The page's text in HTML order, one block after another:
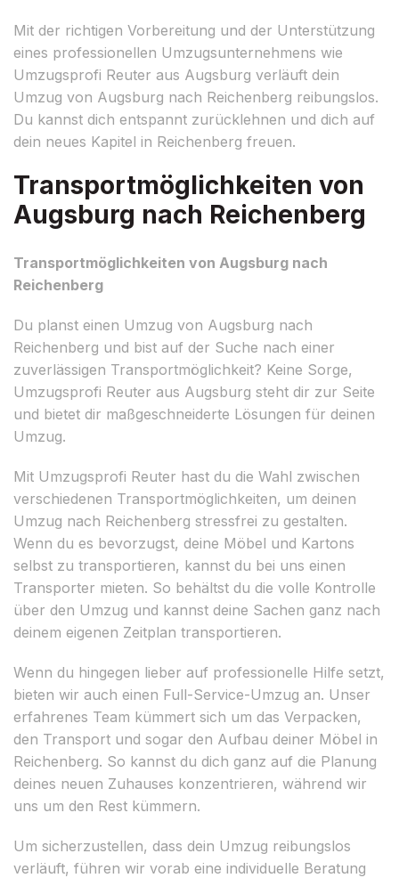
Mit der richtigen Vorbereitung und der Unterstützung
eines professionellen Umzugsunternehmens wie
Umzugsprofi Reuter aus Augsburg verläuft dein
Umzug von Augsburg nach Reichenberg reibungslos.
Du kannst dich entspannt zurücklehnen und dich auf
dein neues Kapitel in Reichenberg freuen.
Transportmöglichkeiten von
Augsburg nach Reichenberg
Transportmöglichkeiten von Augsburg nach
Reichenberg
Du planst einen Umzug von Augsburg nach
Reichenberg und bist auf der Suche nach einer
zuverlässigen Transportmöglichkeit? Keine Sorge,
Umzugsprofi Reuter aus Augsburg steht dir zur Seite
und bietet dir maßgeschneiderte Lösungen für deinen
Umzug.
Mit Umzugsprofi Reuter hast du die Wahl zwischen
verschiedenen Transportmöglichkeiten, um deinen
Umzug nach Reichenberg stressfrei zu gestalten.
Wenn du es bevorzugst, deine Möbel und Kartons
selbst zu transportieren, kannst du bei uns einen
Transporter mieten. So behältst du die volle Kontrolle
über den Umzug und kannst deine Sachen ganz nach
deinem eigenen Zeitplan transportieren.
Wenn du hingegen lieber auf professionelle Hilfe setzt,
bieten wir auch einen Full-Service-Umzug an. Unser
erfahrenes Team kümmert sich um das Verpacken,
den Transport und sogar den Aufbau deiner Möbel in
Reichenberg. So kannst du dich ganz auf die Planung
deines neuen Zuhauses konzentrieren, während wir
uns um den Rest kümmern.
Um sicherzustellen, dass dein Umzug reibungslos
verläuft, führen wir vorab eine individuelle Beratung